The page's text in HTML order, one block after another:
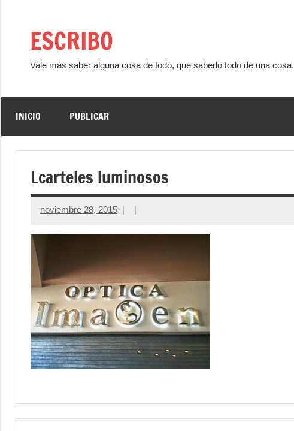
contenidoESCRIBO
Vale más saber alguna cosa de todo, que saberlo todo de una cosa.
INICIO PUBLICAR
Lcarteles luminosos
noviembre 28, 2015